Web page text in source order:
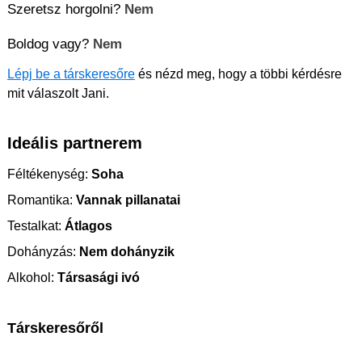
Szeretsz horgolni? Nem
Boldog vagy? Nem
Lépj be a társkeresőre és nézd meg, hogy a többi kérdésre
mit válaszolt Jani.
Ideális partnerem
Féltékenység: Soha
Romantika: Vannak pillanatai
Testalkat: Átlagos
Dohányzás: Nem dohányzik
Alkohol: Társasági ivó
Társkeresőről